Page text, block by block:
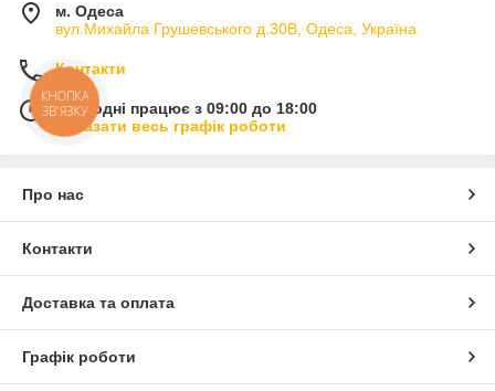
м. Одеса
вул.Михайла Грушевського д.30В, Одеса, Україна
Контакти
Сьогодні працює з 09:00 до 18:00
Показати весь графік роботи
Про нас
Контакти
Доставка та оплата
Графік роботи
КНОПКА
ЗВ'ЯЗКУ